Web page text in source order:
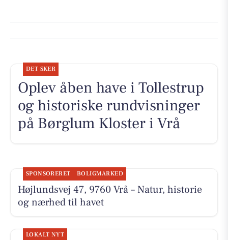
DET SKER
Oplev åben have i Tollestrup
og historiske rundvisninger
på Børglum Kloster i Vrå
SPONSORERET BOLIGMARKED
Højlundsvej 47, 9760 Vrå – Natur, historie
og nærhed til havet
LOKALT NYT